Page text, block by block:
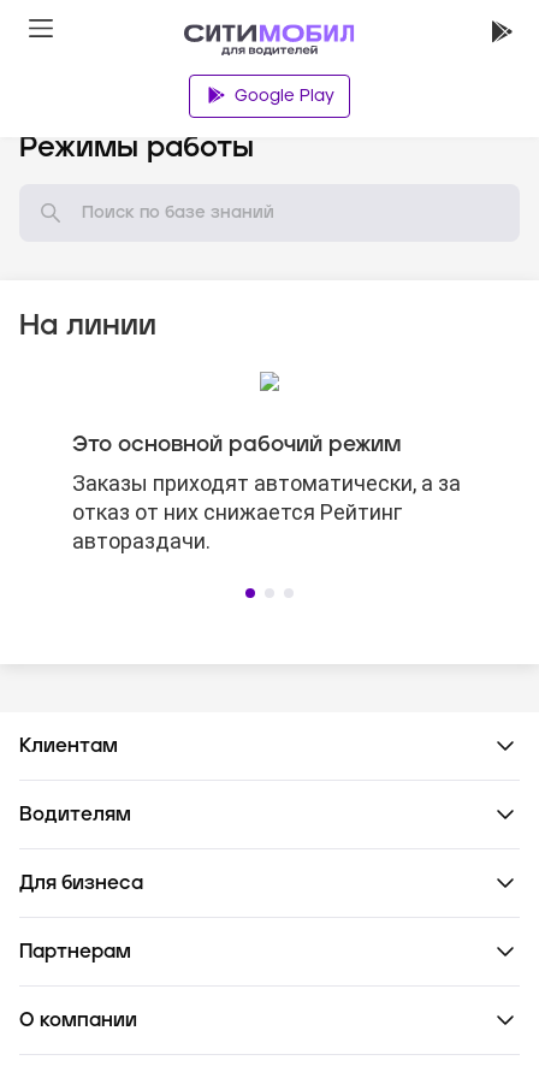
Google Play
Режимы работы
На линии
Стоимость откроется после начала
поездки.
Это основной рабочий режим
Заказы приходят автоматически, а за
отказ от них снижается Рейтинг
автораздачи.
Заказ считается нестандартным,
если:
точка назначения находится за
чертой города,
время подачи слишком большое,
Стоимость откроется после начала
поездки.
Заказы приходят автоматически, а за
отказ от них снижается Рейтинг
автораздачи.
Клиентам
Водителям
Для бизнеса
Партнерам
О компании